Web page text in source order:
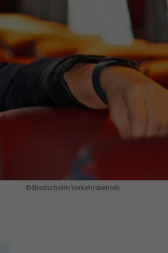
© Brodschelm Verkehrsbetrieb